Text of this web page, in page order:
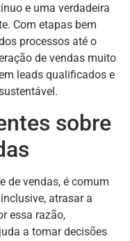
e uma verdadeira
Com etapas bem
processos até o
de vendas muito
leads qualificados e
sobre
de vendas, é comum
atrasar a
essa razão,
a tomar decisões